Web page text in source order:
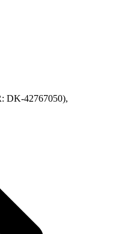
DK-42767050),